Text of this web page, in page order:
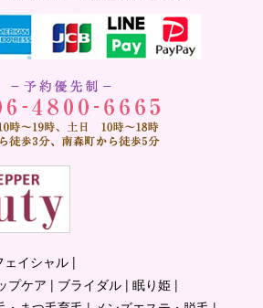
ェイシャル
プケア
ブライダル 眠り姫